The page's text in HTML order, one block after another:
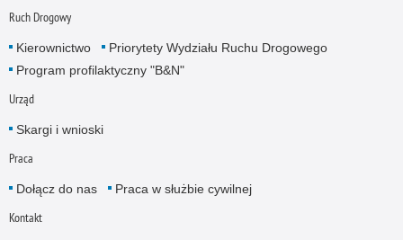
Ruch Drogowy
Kierownictwo
Priorytety Wydziału Ruchu Drogowego
Program profilaktyczny "B&N"
Urząd
Skargi i wnioski
Praca
Dołącz do nas Praca w służbie cywilnej
Kontakt